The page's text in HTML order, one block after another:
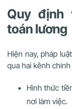
Quy định
toán lương
Hiện nay, pháp
qua hai kênh
Hình thức
nơi làm việc.